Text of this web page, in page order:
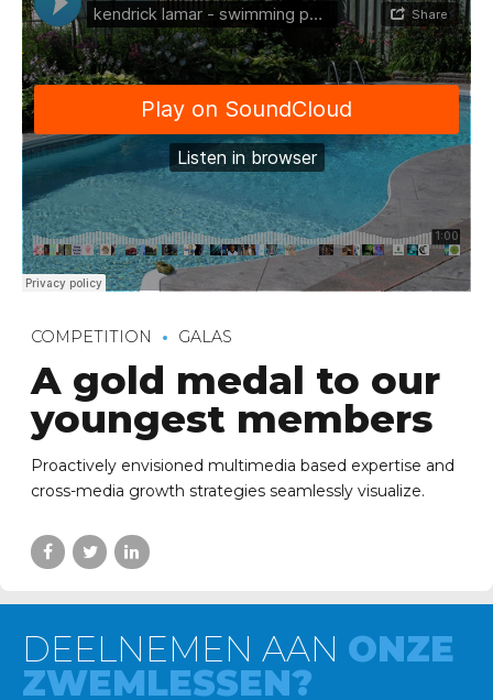
COMPETITION GALAS
A gold medal to our
youngest members
Proactively envisioned multimedia based expertise and
cross-media growth strategies seamlessly visualize.
DEELNEMEN AAN ONZE
ZWEMLESSEN?